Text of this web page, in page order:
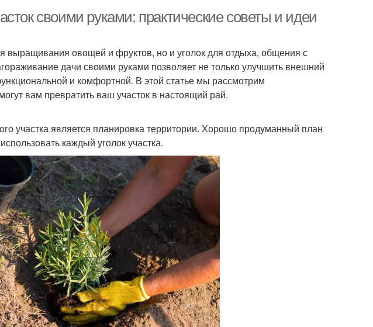
своими руками: практические советы и идеи
выращивания овощей и фруктов, но и уголок для отдыха, общения с
дачи своими руками позволяет не только улучшить внешний
и комфортной. В этой статье мы рассмотрим
вам превратить ваш участок в настоящий рай.
участка является планировка территории. Хорошо продуманный план
каждый уголок участка.